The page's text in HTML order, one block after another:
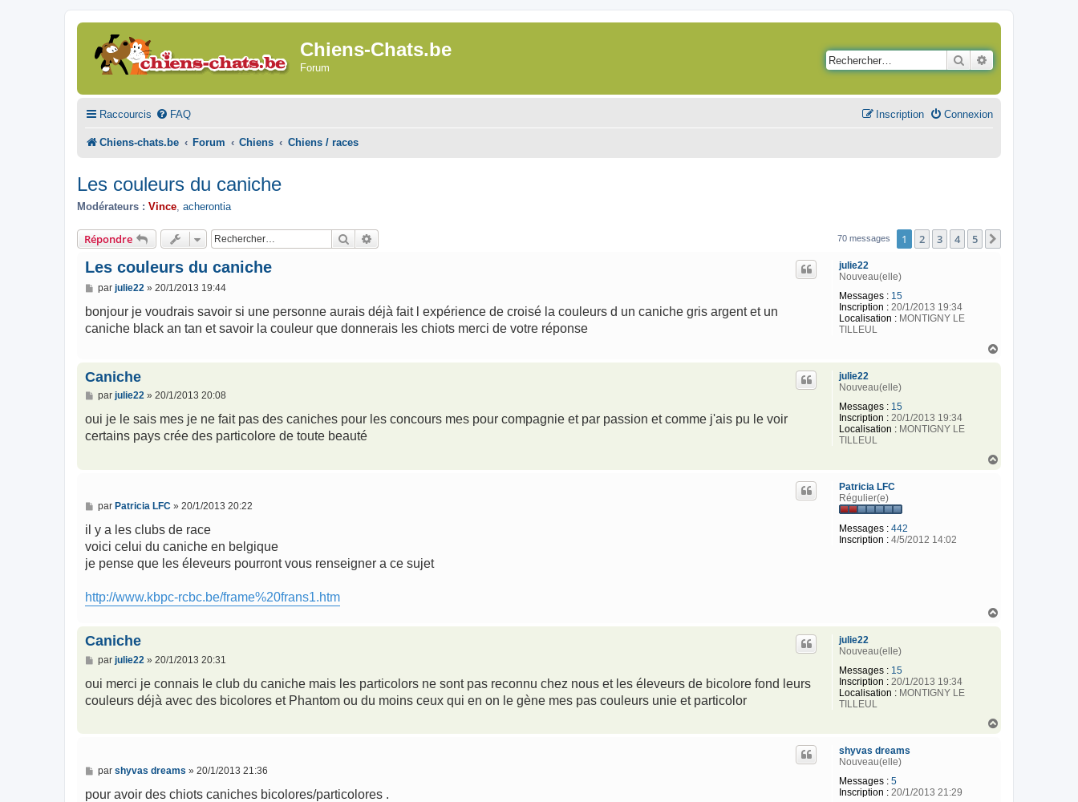
Chiens-Chats.be
Forum
Rechercher
Raccourcis FAQ Connexion
Inscription
Chiens-chats.be Forum Chiens Chiens / races
Les couleurs du caniche
Modérateurs : Vince acherontia
Répondre Rechercher 70 messages 1 2 3 4 5
julie22
Nouveau(elle)
Messages : 15
Inscription : 20/1/2013 19:34
Localisation : MONTIGNY LE
TILLEUL
Les couleurs du caniche
M
s
a
par julie22 » 20/1/2013 19:44
bonjour je voudrais savoir si une personne aurais déjà fait l expérience de croisé la couleurs d un caniche gris argent et un
caniche black an tan et savoir la couleur que donnerais les chiots merci de votre réponse
julie22
Nouveau(elle)
Messages : 15
Inscription : 20/1/2013 19:34
Localisation : MONTIGNY LE
TILLEUL
Caniche
M
s
a
par julie22» 20/1/2013 20:08
oui je le sais mes je ne fait pas des caniches pour les concours mes pour compagnie et par passion et comme j'ais pu le voir
certains pays crée des particolore de toute beauté
Patricia LFC
Régulier(e)
Messages : 442
Inscription : 4/5/2012 14:02
M
s
s
a
g
e
par Patricia LFC» 20/1/2013 20:22
il y a les clubs de race
voici celui du caniche en belgique
je pense que les éleveurs pourront vous renseigner a ce sujet
http://www.kbpc-rcbc.be/frame%20frans1.htm
julie22
Nouveau(elle)
Messages : 15
Inscription : 20/1/2013 19:34
Localisation : MONTIGNY LE
TILLEUL
Caniche
M
s
a
par julie22 » 20/1/2013 20:31
oui merci je connais le club du caniche mais les particolors ne sont pas reconnu chez nous et les éleveurs de bicolore fond leurs
couleurs déjà avec des bicolores et Phantom ou du moins ceux qui en on le gène mes pas couleurs unie et particolor
shyvas dreams
Nouveau(elle)
Messages : 5
Inscription : 20/1/2013 21:29
M
s
par shyvas dreams » 20/1/2013 21:36
pour avoir des chiots caniches bicolores/particolores .